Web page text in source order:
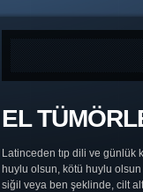
EL
Latinceden tıp dili ve günlük
huylu olsun, kötü huylu
siğil veya ben şeklinde, cilt